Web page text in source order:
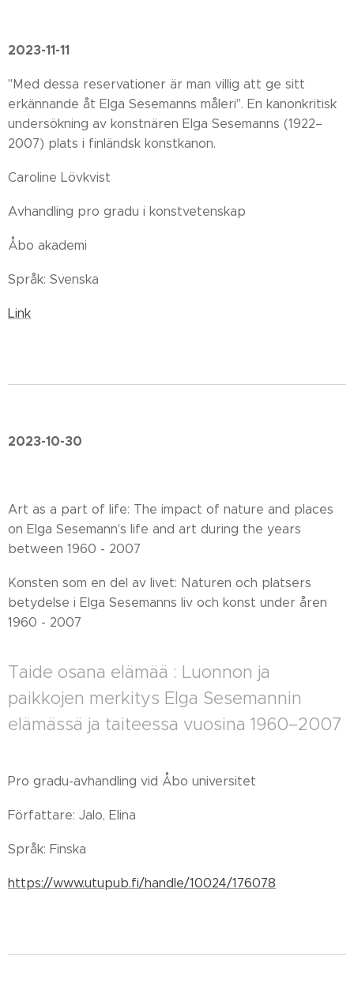
2023-11-11
"Med dessa reservationer är man villig att ge sitt
erkännande åt Elga Sesemanns måleri". En kanonkritisk
undersökning av konstnären Elga Sesemanns (1922–
2007) plats i finländsk konstkanon.
Caroline Lövkvist
Avhandling pro gradu i konstvetenskap
Åbo akademi
Språk: Svenska
Link
2023-10-30
Art as a part of life: The impact of nature and places
on Elga Sesemann's life and art during the years
between 1960 - 2007
Konsten som en del av livet: Naturen och platsers
betydelse i Elga Sesemanns liv och konst under åren
1960 - 2007
Taide osana elämää : Luonnon ja
paikkojen merkitys Elga Sesemannin
elämässä ja taiteessa vuosina 1960–2007
Pro gradu-avhandling vid Åbo universitet
Författare: Jalo, Elina
Språk: Finska
https://www.utupub.fi/handle/10024/176078